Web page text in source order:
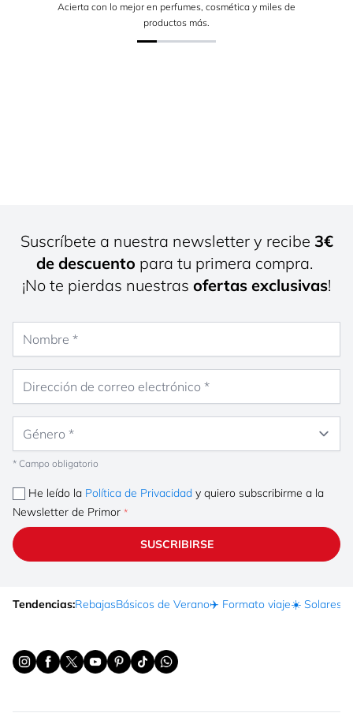
Acierta con lo mejor en perfumes, cosmética y miles de
productos más.
Suscríbete a nuestra newsletter y recibe 3€
de descuento para tu primera compra.
¡No te pierdas nuestras ofertas exclusivas!
* Campo obligatorio
He leído la Política de Privacidad y quiero subscribirme a la
Newsletter de Primor
SUSCRIBIRSE
Tendencias:RebajasBásicos de Verano✈️ Formato viaje☀️ Solares